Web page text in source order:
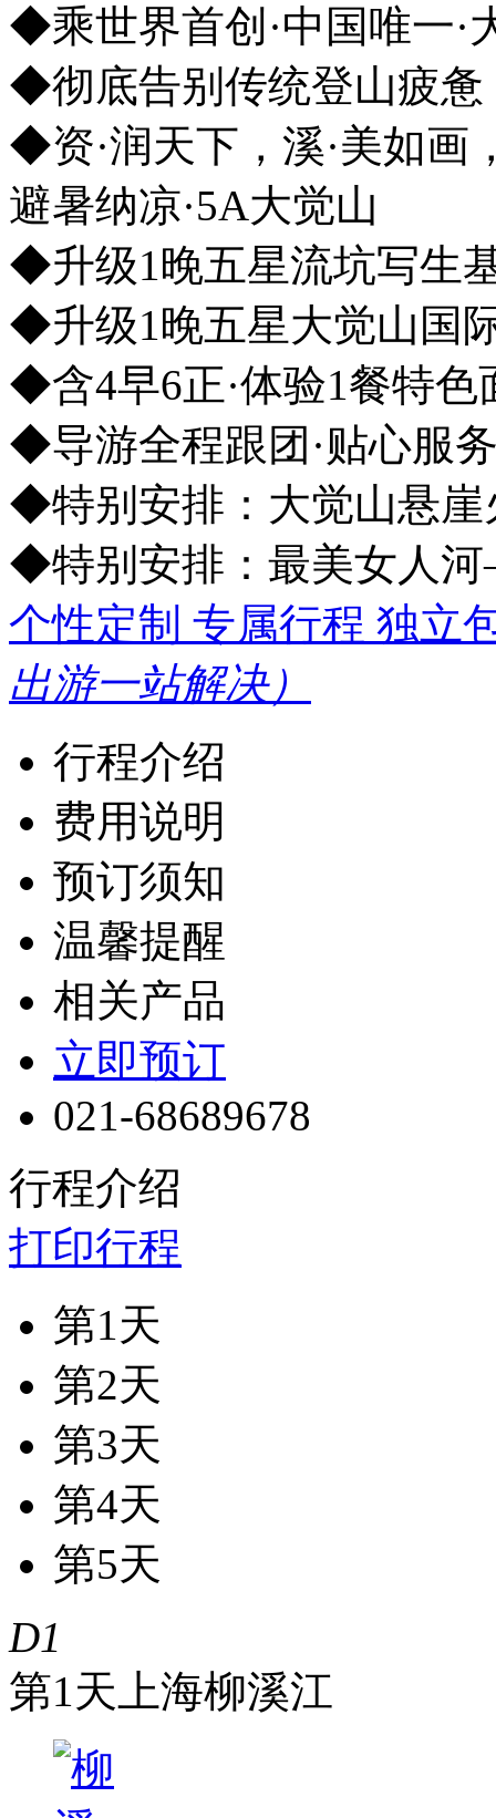
◆乘世界首创·中国唯一·
◆彻底告别传统登山疲惫
◆资·润天下，溪·美如
避暑纳凉·5A大觉山
◆升级1晚五星流坑写生
◆升级1晚五星大觉山国
◆含4早6正·体验1餐特色
◆导游全程跟团·贴心服
◆特别安排：大觉山悬崖
◆特别安排：最美女人
个性定制 专属行程 独立
出游一站解决）
行程介绍
费用说明
预订须知
温馨提醒
相关产品
立即预订
021-68689678
行程介绍
打印行程
第1天
第2天
第3天
第4天
第5天
D1
第1天 上海柳溪江